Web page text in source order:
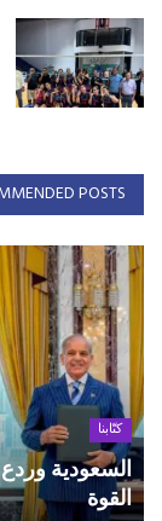
POSTS
كتّابنا
السعودية
القوة